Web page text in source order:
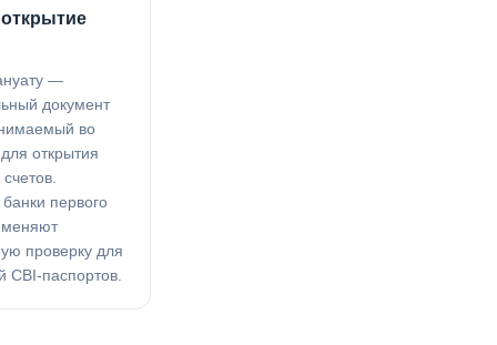
—
документ
во
открытия
первого
проверку для
CBI-паспортов.